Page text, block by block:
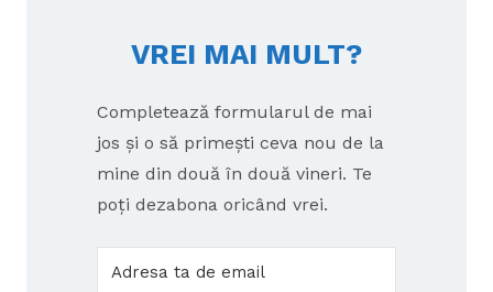
VREI MAI MULT?
Completează formularul de mai
jos și o să primești ceva nou de la
mine din două în două vineri. Te
poți dezabona oricând vrei.